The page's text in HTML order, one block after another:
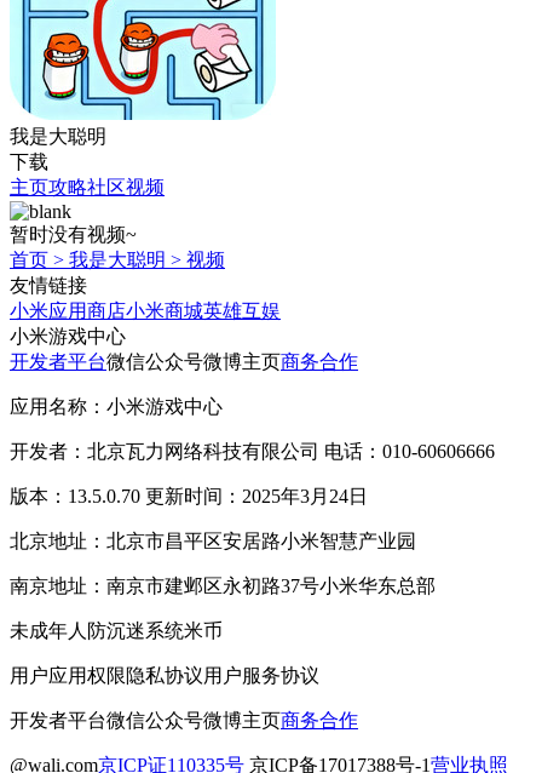
我是大聪明
下载
主页攻略社区视频
暂时没有视频~
首页 > 我是大聪明 > 视频
友情链接
小米应用商店小米商城英雄互娱
小米游戏中心
开发者平台微信公众号微博主页商务合作
应用名称：小米游戏中心
开发者：北京瓦力网络科技有限公司 电话：010-60606666
版本：13.5.0.70 更新时间：2025年3月24日
北京地址：北京市昌平区安居路小米智慧产业园
南京地址：南京市建邺区永初路37号小米华东总部
未成年人防沉迷系统米币
用户应用权限隐私协议用户服务协议
开发者平台微信公众号微博主页商务合作
@wali.com京ICP证110335号 京ICP备17017388号-1营业执照